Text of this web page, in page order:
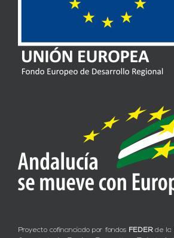
Proyecto cofinanciado por fondos FEDERde la